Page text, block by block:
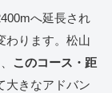
へ延長され
わります。松山
このコース・距
大きなアドバン